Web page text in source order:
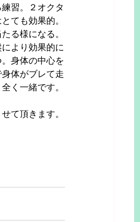
習。２オクタ
ても効果的。
る様になる。
より効果的に
身体の中心を
体がブレて走
く一緒です。
て頂きます。